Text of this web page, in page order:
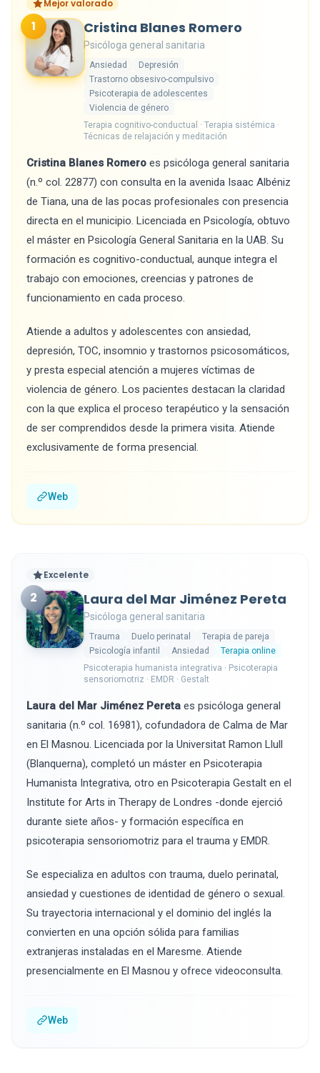
Mejor valorado
1 Cristina Blanes Romero
Psicóloga general sanitaria
Ansiedad
Depresión
Trastorno obsesivo-compulsivo
Psicoterapia de adolescentes
Violencia de género
Terapia cognitivo-conductual · Terapia sistémica ·
Técnicas de relajación y meditación
Cristina Blanes Romero es psicóloga general sanitaria
(n.º col. 22877) con consulta en la avenida Isaac Albéniz
de Tiana, una de las pocas profesionales con presencia
directa en el municipio. Licenciada en Psicología, obtuvo
el máster en Psicología General Sanitaria en la UAB. Su
formación es cognitivo-conductual, aunque integra el
trabajo con emociones, creencias y patrones de
funcionamiento en cada proceso.
Atiende a adultos y adolescentes con ansiedad,
depresión, TOC, insomnio y trastornos psicosomáticos,
y presta especial atención a mujeres víctimas de
violencia de género. Los pacientes destacan la claridad
con la que explica el proceso terapéutico y la sensación
de ser comprendidos desde la primera visita. Atiende
exclusivamente de forma presencial.
Web
Excelente
2 Laura del Mar Jiménez Pereta
Psicóloga general sanitaria
Trauma Duelo perinatal
Terapia de pareja
Psicología infantil
Ansiedad
Terapia online
Psicoterapia humanista integrativa · Psicoterapia
sensoriomotriz · EMDR · Gestalt
Laura del Mar Jiménez Pereta es psicóloga general
sanitaria (n.º col. 16981), cofundadora de Calma de Mar
en El Masnou. Licenciada por la Universitat Ramon Llull
(Blanquerna), completó un máster en Psicoterapia
Humanista Integrativa, otro en Psicoterapia Gestalt en el
Institute for Arts in Therapy de Londres -donde ejerció
durante siete años- y formación específica en
psicoterapia sensoriomotriz para el trauma y EMDR.
Se especializa en adultos con trauma, duelo perinatal,
ansiedad y cuestiones de identidad de género o sexual.
Su trayectoria internacional y el dominio del inglés la
convierten en una opción sólida para familias
extranjeras instaladas en el Maresme. Atiende
presencialmente en El Masnou y ofrece videoconsulta.
Web